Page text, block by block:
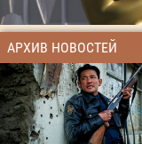
АРХИВ НОВОСТЕЙ